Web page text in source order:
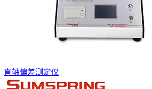
直轴偏差测定仪